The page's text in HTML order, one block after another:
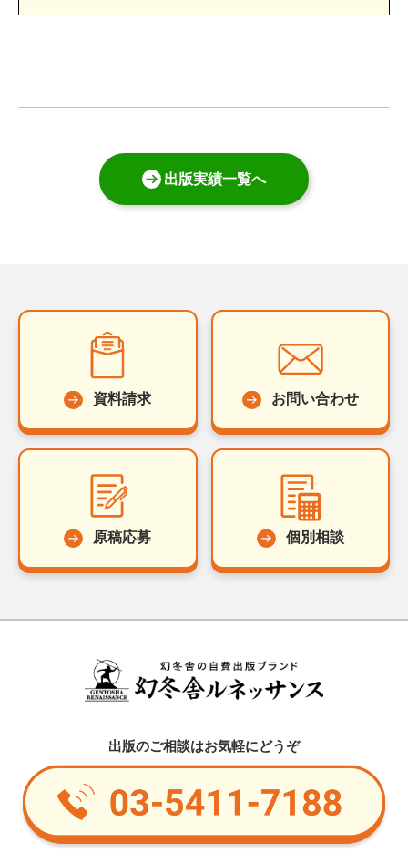
出版実績一覧へ
資料請求 お問い合わせ
原稿応募 個別相談
出版のご相談はお気軽にどうぞ